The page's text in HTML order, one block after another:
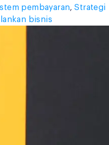
pembayaran,Strategi
bisnis